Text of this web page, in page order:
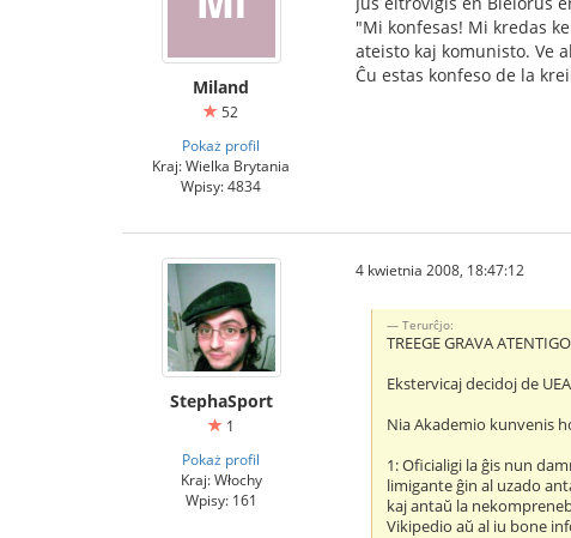
Miland
52
Pokaż profil
Kraj: Wielka Brytania
Wpisy: 4834
"Mi konfesas! Mi kredas
ateisto kaj komunisto. Ve
Ĉu estas konfeso de la
StephaSport
1
Pokaż profil
Kraj: Włochy
Wpisy: 161
4 kwietnia 2008, 18:47:12
Terurĉjo:
TREEGE GRAVA
Ekstervicaj decidoj de
Nia Akademio kunvenis
1: Oficialigi la ĝis nun
limigante ĝin al uzado
kaj antaŭ la
Vikipedio aŭ al iu bone